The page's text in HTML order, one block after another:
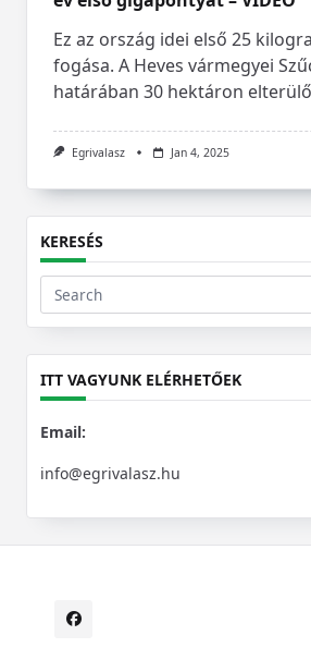
Ez az ország idei első 25
fogása. A Heves vármegyei
határában 30 hektáron elterülő
Egrivalasz Jan 4, 2025
KERESÉS
Search
for:
ITT VAGYUNK ELÉRHETŐEK
Email:
info@egrivalasz.hu